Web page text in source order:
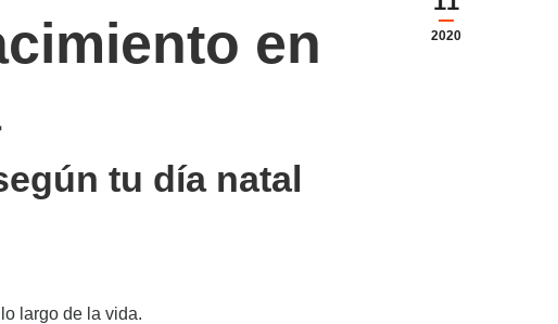
2020
en
tu día natal
largo de la vida.